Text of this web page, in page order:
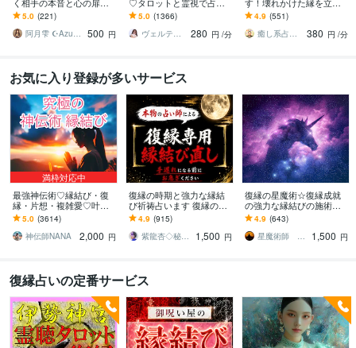
きます 【人気サービス】
お相手様の守護霊と対話
しあなたを導きます
5.0 (221)
阿月雫 ☪︎Azuki☪︎
500 円
ます お相手の深層心理を
読み解き、望む未来への
最短ルートを導きます
5.0 (1366)
ヴェルティーナ
280 円 /分
直します あなたのご縁は
まだ終わりません！再び
つながる道をお伝えしま
4.9 (551)
癒し系占い師 まるタロー
380 円 /分
お気に入り登録が多いサービス
満枠対応中
最強神伝術♡縁結び・復
縁・片想・複雑愛♡叶え
ます 片想い・復縁・結
婚・金運等、様々なご縁
を結び幸せへと導きます
5.0 (3614)
神伝師NANA
2,000 円
復縁の時期と強力な縁結
び祈祷占います 復縁の時
期を霊視し、早めるアド
バイス、強力な縁結び祈
祷。
4.9 (915)
紫龍杏◇秘伝の縁結び祈祷師
1,500 円
復縁の星魔術☆復縁成就
の強力な縁結びの施術を
します 【依頼500件以
上】守護星が復縁を成就
させます。
4.9 (643)
星魔術師 希空（ノア）
1,500 円
復縁占いの定番サービス